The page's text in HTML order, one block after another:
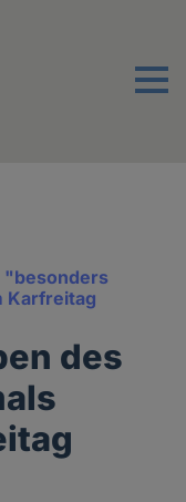
Menu
"besonders
Karfreitag
des